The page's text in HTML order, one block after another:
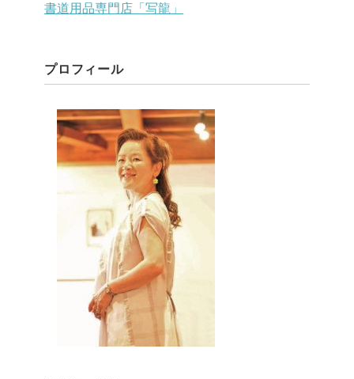
書道用品専門店「写龍」
プロフィール